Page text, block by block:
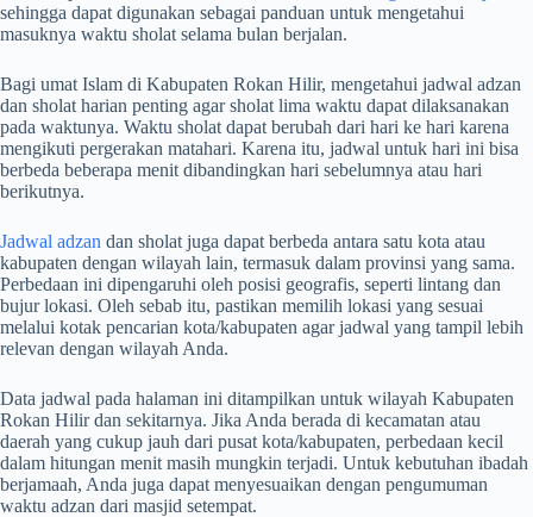
sehingga dapat digunakan sebagai panduan untuk mengetahui
masuknya waktu sholat selama bulan berjalan.
Bagi umat Islam di Kabupaten Rokan Hilir, mengetahui jadwal adzan
dan sholat harian penting agar sholat lima waktu dapat dilaksanakan
pada waktunya. Waktu sholat dapat berubah dari hari ke hari karena
mengikuti pergerakan matahari. Karena itu, jadwal untuk hari ini bisa
berbeda beberapa menit dibandingkan hari sebelumnya atau hari
berikutnya.
Jadwal adzan dan sholat juga dapat berbeda antara satu kota atau
kabupaten dengan wilayah lain, termasuk dalam provinsi yang sama.
Perbedaan ini dipengaruhi oleh posisi geografis, seperti lintang dan
bujur lokasi. Oleh sebab itu, pastikan memilih lokasi yang sesuai
melalui kotak pencarian kota/kabupaten agar jadwal yang tampil lebih
relevan dengan wilayah Anda.
Data jadwal pada halaman ini ditampilkan untuk wilayah Kabupaten
Rokan Hilir dan sekitarnya. Jika Anda berada di kecamatan atau
daerah yang cukup jauh dari pusat kota/kabupaten, perbedaan kecil
dalam hitungan menit masih mungkin terjadi. Untuk kebutuhan ibadah
berjamaah, Anda juga dapat menyesuaikan dengan pengumuman
waktu adzan dari masjid setempat.